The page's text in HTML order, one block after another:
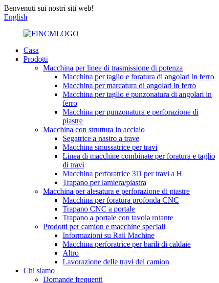
Benvenuti sui nostri siti web!
English
Casa
Prodotti
Macchina per linee di trasmissione di potenza
Macchina per taglio e foratura di angolari in ferro
Macchina per marcatura di angolari in ferro
Macchina per taglio e punzonatura di angolari in
ferro
Macchina per punzonatura e perforazione di
piastre
Macchina con struttura in acciaio
Segatrice a nastro a trave
Macchina smussatrice per travi
Linea di macchine combinate per foratura e taglio
di travi
Macchina perforatrice 3D per travi a H
Trapano per lamiera/piastra
Macchina per alesatura e perforazione di piastre
Macchina per foratura profonda CNC
Trapano CNC a portale
Trapano a portale con tavola rotante
Prodotti per camion e macchine speciali
Informazioni su Rail Machine
Macchina perforatrice per barili di caldaie
Altro
Lavorazione delle travi dei camion
Chi siamo
Domande frequenti